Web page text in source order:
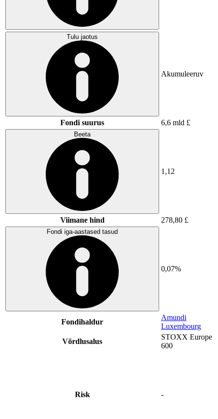
Tulu jaotus
Akumuleeruv
Fondi suurus 6,6 mld £
Beeta
1,12
Viimane hind 278,80 £
Fondi iga-aastased tasud
0,07%
Fondihaldur
Amundi
Luxembourg
Võrdlusalus
STOXX Europe
600
Risk -